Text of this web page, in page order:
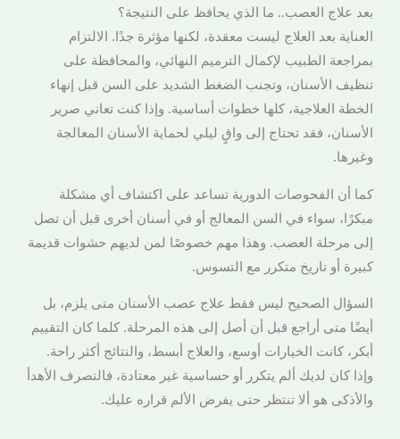
بعد علاج العصب.. ما الذي يحافظ على النتيجة؟
العناية بعد العلاج ليست معقدة، لكنها مؤثرة جدًا. الالتزام
بمراجعة الطبيب لإكمال الترميم النهائي، والمحافظة على
تنظيف الأسنان، وتجنب الضغط الشديد على السن قبل إنهاء
الخطة العلاجية، كلها خطوات أساسية. وإذا كنت تعاني صرير
الأسنان، فقد تحتاج إلى واقٍ ليلي لحماية الأسنان المعالجة
وغيرها.
كما أن الفحوصات الدورية تساعد على اكتشاف أي مشكلة
مبكرًا، سواء في السن المعالج أو في أسنان أخرى قبل أن تصل
إلى مرحلة العصب. وهذا مهم خصوصًا لمن لديهم حشوات قديمة
كبيرة أو تاريخ متكرر مع التسوس.
السؤال الصحيح ليس فقط علاج عصب الأسنان متى يلزم، بل
أيضًا متى أراجع قبل أن أصل إلى هذه المرحلة. كلما كان التقييم
أبكر، كانت الخيارات أوسع، والعلاج أبسط، والنتائج أكثر راحة.
وإذا كان لديك ألم يتكرر أو حساسية غير معتادة، فالتصرف الأهدأ
والأذكى هو ألا تنتظر حتى يفرض الألم قراره عليك.